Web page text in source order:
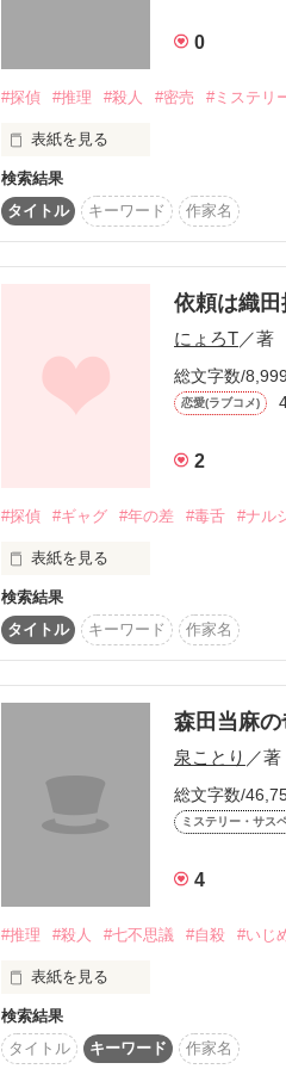
よかったら、ご一緒に楽しんで頂
0
#探偵 #推理 #殺人 #密売 #ミステリ
表紙を見る
麻薬密売を暴くため
とある一家に潜入捜査
どれだけ幸せだっただろうか
クールな毒舌探偵
三雲紘哉(みくも ひろや)
閑田羽兎(かんだ わと)
「どうしよ！人殺しちゃった!!」
「……は？」
果たして二人は事件を解決できるの
～くしゃみから始まる事件～
単発ネタなので
ここから読んでも
素敵レビュー
綺漓様
ありがとうございました！
検索結果
タイトル
キーワード 作家名
依頼は織
にょろT／著
総文字数/8,999
恋愛(ラブコメ)
2
#探偵 #ギャグ #年の差 #毒舌 #ナル
表紙を見る
お世辞にも綺麗とは言えない風貌
この探偵事務所に舞い込む数々の
この事務所の所長で、
自称イケメンで最高にクールな性格
織田 湊(おだ みなと)
森 茜(もり あかね)
「いつでも依頼をお待ちしており
検索結果
タイトル
キーワード 作家名
森田当麻の
泉ことり ／著
総文字数/
ミステリー・サス
4
#推理 #殺人 #七不思議 #自殺 #いじ
表紙を見る
森田　当麻(もりた　とうま)
自由奔放、自分勝手な子供のよう
検索結果
タイトル
キーワード 作家名